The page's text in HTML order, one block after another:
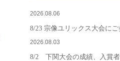
2026.08.06
8/23 宗像ユリックス大会に
2026.08.03
8/2 下関大会の成績、入賞